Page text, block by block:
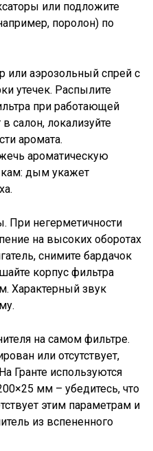
или подложите
поролон) по
или аэрозольный спрей с
утечек. Распылите
при работающей
салон, локализуйте
аромата.
ароматическую
дым укажет
При негерметичности
на высоких оборотах
снимите бардачок
корпус фильтра
Характерный звук
на самом фильтре.
или отсутствует,
Гранте используются
мм – убедитесь, что
этим параметрам и
из вспененного